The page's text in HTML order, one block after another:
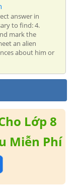
answer in
to find: 4.
mark the
an alien
about him or
Lớp 8
Miễn Phí